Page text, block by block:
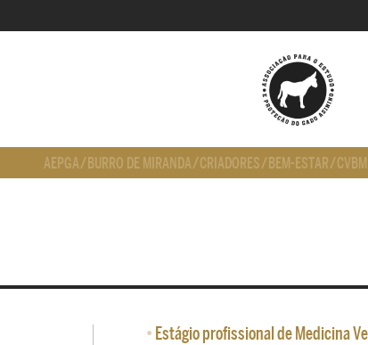
AEPGA/ BURRO DE MIRANDA/CRIADORES/ BEM-ESTAR/CVBM
• Estágio profissional de Medicina